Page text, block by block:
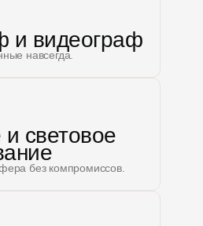
и видеограф
навсегда.
и световое
без компромиссов.